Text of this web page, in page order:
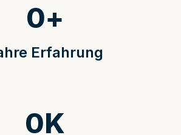
Erfahrung
0+
0K